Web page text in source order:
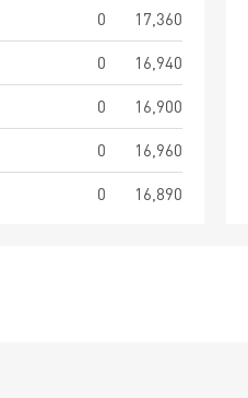
0
17,360
0
16,940
0
16,900
0
16,960
0 16,890